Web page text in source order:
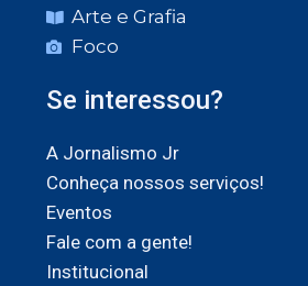
Arte e Grafia
Foco
Se interessou?
A Jornalismo Jr
Conheça nossos serviços!
Eventos
Fale com a gente!
Institucional